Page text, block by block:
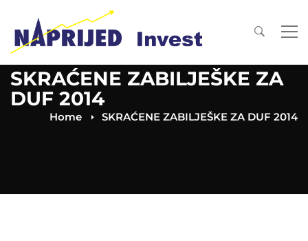
SKRAĆENE ZABILJEŠKE ZA
DUF 2014
Home SKRAĆENE ZABILJEŠKE ZA DUF 2014